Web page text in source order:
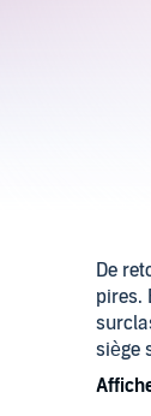
De
pires.
siège